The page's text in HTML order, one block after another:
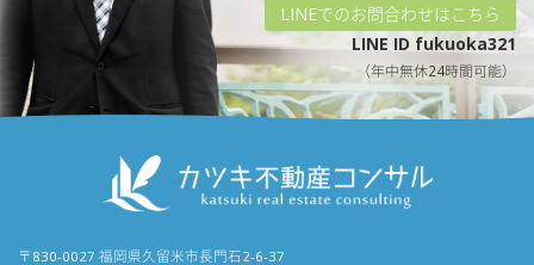
LINEでのお問合わせはこちら
LINE ID fukuoka321
（年中無休24時間可能）
〒830-0027 福岡県久留米市長門石2-6-37